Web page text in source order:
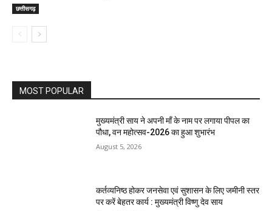
छत्तीसगढ़
MOST POPULAR
मुख्यमंत्री साय ने अपनी माँ के नाम पर लगाया पीपल का
पौधा, वन महोत्सव-2026 का हुआ शुभारंभ
August 5, 2026
कर्तव्यनिष्ठ होकर जनसेवा एवं सुशासन के लिए जमीनी स्तर
पर करें बेहतर कार्य : मुख्यमंत्री विष्णु देव साय